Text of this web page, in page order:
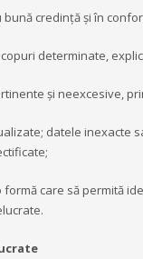
credință și în
determinate,
și neexcesive,
datele inexacte
care să permită